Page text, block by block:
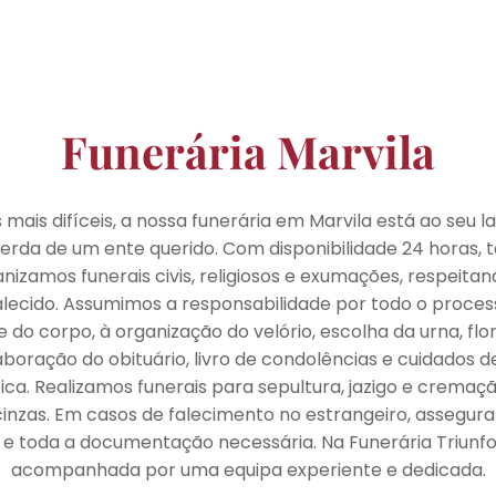
Funerária Marvila
difíceis, a nossa funerária em Marvila está ao seu
de um ente querido. Com disponibilidade 24 horas,
funerais civis, religiosos e exumações,
Assumimos a responsabilidade por todo o
corpo, à organização do velório, escolha da urna,
do obituário, livro de condolências e cuidados
Realizamos funerais para sepultura, jazigo e
Em casos de falecimento no estrangeiro,
toda a documentação necessária. Na Funerária
acompanhada por uma equipa experiente e dedicada.